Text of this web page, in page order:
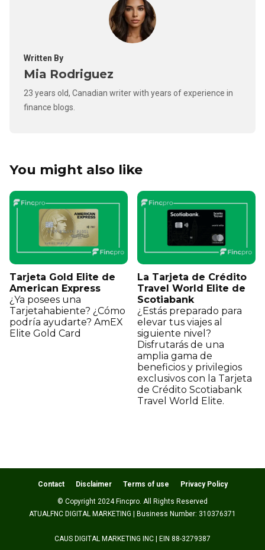
Written By
Mia Rodriguez
23 years old, Canadian writer with years of experience in
finance blogs.
You might also like
Tarjeta Gold Elite de
American Express
¿Ya posees una
Tarjetahabiente? ¿Cómo
podría ayudarte? AmEX
Elite Gold Card
La Tarjeta de Crédito
Travel World Elite de
Scotiabank
¿Estás preparado para
elevar tus viajes al
siguiente nivel?
Disfrutarás de una
amplia gama de
beneficios y privilegios
exclusivos con la Tarjeta
de Crédito Scotiabank
Travel World Elite.
Contact Disclaimer Terms of use Privacy Policy
© Copyright 2024 Fincpro. All Rights Reserved
ATUALFNC DIGITAL MARKETING | Business Number: 310376371
CAUS DIGITAL MARKETING INC | EIN 88-3279387